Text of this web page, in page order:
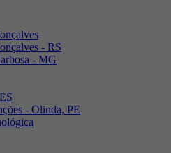
- RS
- MG
- Olinda, PE